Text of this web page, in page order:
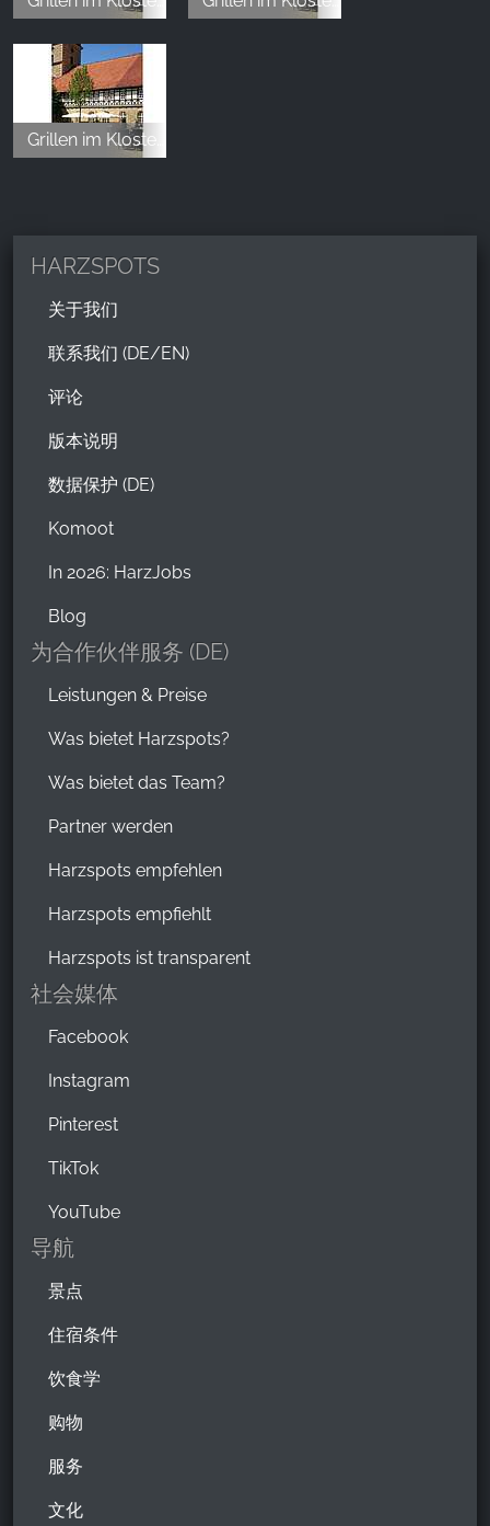
HARZSPOTS
关于我们
联系我们 (DE/EN)
评论
版本说明
数据保护 (DE)
Komoot
In 2026: HarzJobs
Blog
为合作伙伴服务 (DE)
Leistungen & Preise
Was bietet Harzspots?
Was bietet das Team?
Partner werden
Harzspots empfehlen
Harzspots empfiehlt
Harzspots ist transparent
社会媒体
Facebook
Instagram
Pinterest
TikTok
YouTube
导航
景点
住宿条件
饮食学
购物
服务
文化